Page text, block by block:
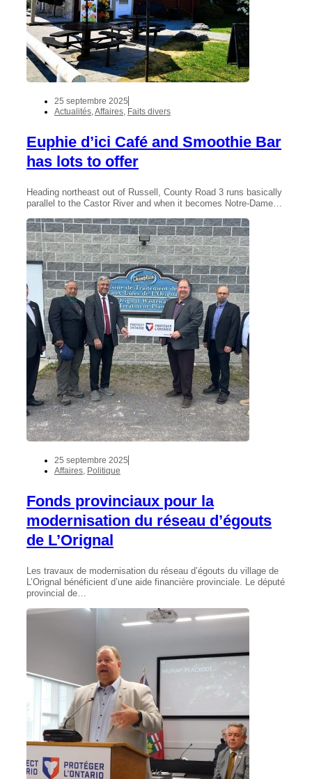
25 septembre 2025
Actualités Affaires Faits divers
Euphie d’ici Café and Smoothie Bar
has lots to offer
Heading northeast out of Russell, County Road 3 runs basically
parallel to the Castor River and when it becomes Notre-Dame…
25 septembre 2025
Affaires Politique
Fonds provinciaux pour la
modernisation du réseau d’égouts
de L’Orignal
Les travaux de modernisation du réseau d’égouts du village de
L’Orignal bénéficient d’une aide financière provinciale. Le député
provincial de…